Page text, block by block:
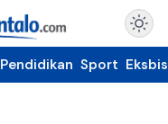
Pendidikan Sport Eksbis